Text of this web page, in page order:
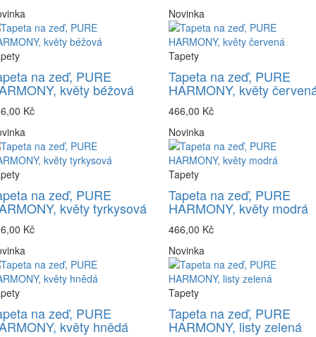
na zeď, PURE
květy béžová
Kč
Novinka
Tapety
Tapeta na zeď, PURE
HARMONY, květy
466,00 Kč
na zeď, PURE
květy tyrkysová
Kč
Novinka
Tapety
Tapeta na zeď, PURE
HARMONY, květy modrá
466,00 Kč
na zeď, PURE
květy hnědá
Novinka
Tapety
Tapeta na zeď, PURE
HARMONY, listy zelená